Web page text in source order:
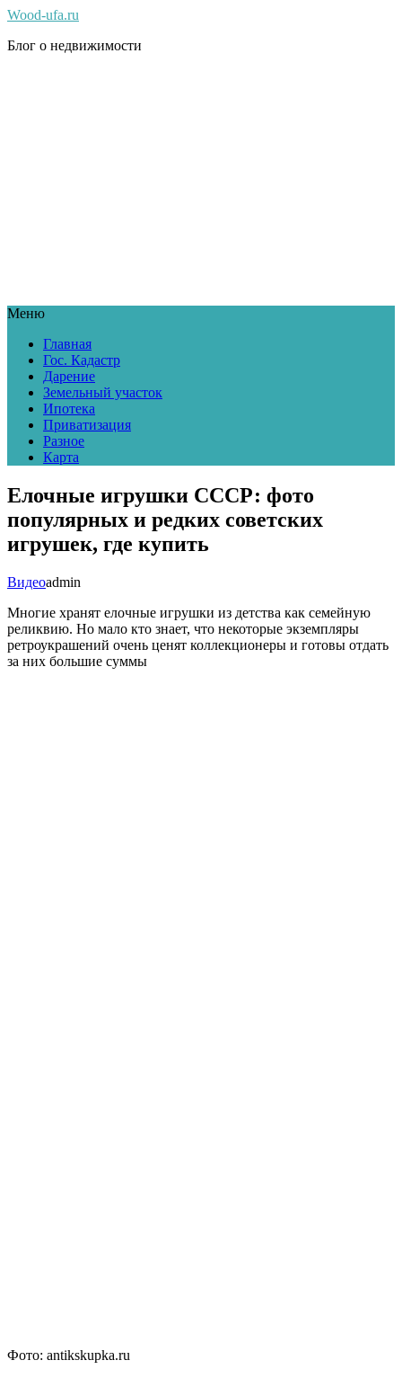
Wood-ufa.ru
Блог о недвижимости
Меню
Главная
Гос. Кадастр
Дарение
Земельный участок
Ипотека
Приватизация
Разное
Карта
Елочные игрушки СССР: фото
популярных и редких советских
игрушек, где купить
Видеоadmin
Многие хранят елочные игрушки из детства как семейную
реликвию. Но мало кто знает, что некоторые экземпляры
ретроукрашений очень ценят коллекционеры и готовы отдать
за них большие суммы
Фото: antikskupka.ru